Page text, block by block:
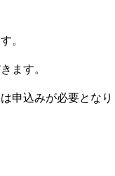
。
ます。
申込みが必要となり